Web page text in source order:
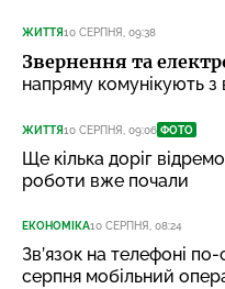
ЖИТТЯ10 СЕРПНЯ, 09:38
Звернення та
напряму комунікують
ЖИТТЯ10 СЕРПНЯ, 09:06 ФОТО
Ще кілька доріг
роботи вже почали
ЕКОНОМІКА10 СЕРПНЯ, 08:24
Зв’язок на телефоні
серпня мобільний